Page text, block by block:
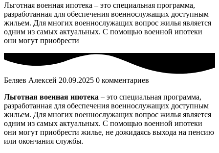
Льготная военная ипотека – это специальная программа,
разработанная для обеспечения военнослужащих доступным
жильем. Для многих военнослужащих вопрос жилья является
одним из самых актуальных. С помощью военной ипотеки
они могут приобрести
Беляев Алексей 20.09.2025 0 комментариев
Льготная военная ипотека – это специальная программа,
разработанная для обеспечения военнослужащих доступным
жильем. Для многих военнослужащих вопрос жилья является
одним из самых актуальных. С помощью военной ипотеки
они могут приобрести жилье, не дожидаясь выхода на пенсию
или окончания службы.